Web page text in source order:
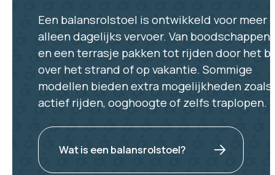
Een balansrolstoel is ontwikkeld voor meer
alleen dagelijks vervoer. Van boodschappen
en een terrasje pakken tot rijden door het
over het strand of op vakantie. Sommige
modellen bieden extra mogelijkheden zoals
actief rijden, ooghoogte of zelfs traplopen.
Wat is een balansrolstoel?